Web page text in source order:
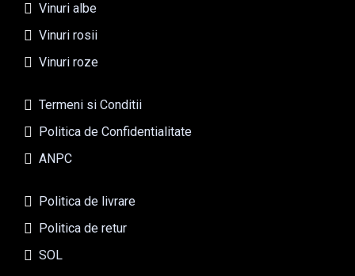
Vinuri albe
Vinuri rosii
Vinuri roze
Termeni si Conditii
Politica de Confidentialitate
ANPC
Politica de livrare
Politica de retur
SOL